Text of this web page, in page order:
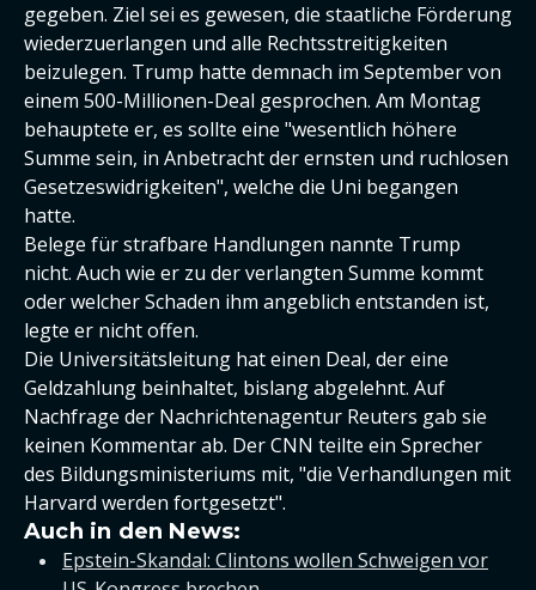
gegeben. Ziel sei es gewesen, die staatliche Förderung
wiederzuerlangen und alle Rechtsstreitigkeiten
beizulegen. Trump hatte demnach im September von
einem 500-Millionen-Deal gesprochen. Am Montag
behauptete er, es sollte eine "wesentlich höhere
Summe sein, in Anbetracht der ernsten und ruchlosen
Gesetzeswidrigkeiten", welche die Uni begangen
hatte.
Belege für strafbare Handlungen nannte Trump
nicht. Auch wie er zu der verlangten Summe kommt
oder welcher Schaden ihm angeblich entstanden ist,
legte er nicht offen.
Die Universitätsleitung hat einen Deal, der eine
Geldzahlung beinhaltet, bislang abgelehnt. Auf
Nachfrage der Nachrichtenagentur Reuters gab sie
keinen Kommentar ab. Der CNN teilte ein Sprecher
des Bildungsministeriums mit, "die Verhandlungen mit
Harvard werden fortgesetzt".
Auch in den News:
Epstein-Skandal: Clintons wollen Schweigen vor